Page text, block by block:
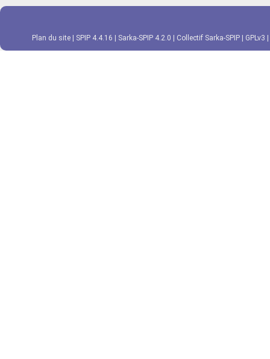
Plan du site SPIP 4.4.16 Sarka-SPIP 4.2.0 Collectif Sarka-SPIP GPLv3